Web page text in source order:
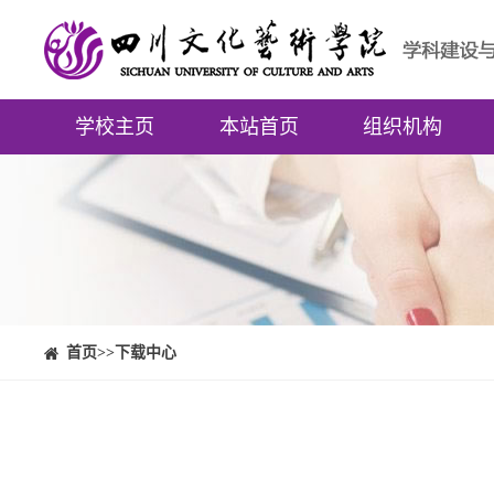
本站首页 组织机构
学校主页
⠀⠀首页>>下载中心